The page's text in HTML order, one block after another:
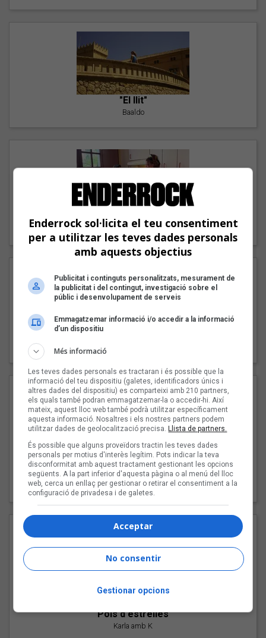
"El llit"
Baaldo
"Lo bueno y lo malo"
Carmen y María
Pep Álvarez amb Joan Muntaner (Xanguito)
"Les cabres"
94 Rules amb Compte
"Pols d'estrelles"
Karla amb K
Enderrock sol·licita el teu consentiment
per a utilitzar les teves dades personals
amb aquests objectius
Publicitat i continguts personalitzats, mesurament de
la publicitat i del contingut, investigació sobre el
públic i desenvolupament de serveis
Emmagatzemar informació i/o accedir a la informació
d’un dispositiu
Més informació
Les teves dades personals es tractaran i és possible que la
informació del teu dispositiu (galetes, identificadors únics i
altres dades del dispositiu) es comparteixi amb 210 partners,
els quals també podran emmagatzemar-la o accedir-hi. Així
mateix, aquest lloc web també podrà utilitzar específicament
aquesta informació. Nosaltres i els nostres partners podem
utilitzar dades de geolocalització precisa.Llista de partners.
És possible que alguns proveïdors tractin les teves dades
personals per motius d'interès legítim. Pots indicar la teva
disconformitat amb aquest tractament gestionant les opcions
següents. A la part inferior d'aquesta pàgina o al menú del lloc
web, cerca un enllaç per gestionar o retirar el consentiment a la
configuració de privadesa i de galetes.
Acceptar
No consentir
Gestionar opcions